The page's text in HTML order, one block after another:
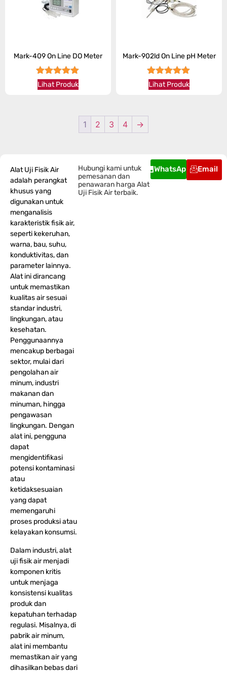
Mark-409 On Line DO Meter
★★★★★
Lihat Produk
Mark-902ld On Line pH Meter
★★★★★
Lihat Produk
1 2 3 4 →
Alat Uji Fisik Air
adalah perangkat
khusus yang
digunakan untuk
menganalisis
karakteristik fisik air,
seperti kekeruhan,
warna, bau, suhu,
konduktivitas, dan
parameter lainnya.
Alat ini dirancang
untuk memastikan
kualitas air sesuai
standar industri,
lingkungan, atau
kesehatan.
Penggunaannya
mencakup berbagai
sektor, mulai dari
pengolahan air
minum, industri
makanan dan
minuman, hingga
pengawasan
lingkungan. Dengan
alat ini, pengguna
dapat
mengidentifikasi
potensi kontaminasi
atau
ketidaksesuaian
yang dapat
memengaruhi
proses produksi atau
kelayakan konsumsi.
Dalam industri, alat
uji fisik air menjadi
komponen kritis
untuk menjaga
konsistensi kualitas
produk dan
kepatuhan terhadap
regulasi. Misalnya, di
pabrik air minum,
alat ini membantu
memastikan air yang
dihasilkan bebas dari
Hubungi kami untuk
pemesanan dan
penawaran harga Alat
Uji Fisik Air terbaik.
WhatsApp Email